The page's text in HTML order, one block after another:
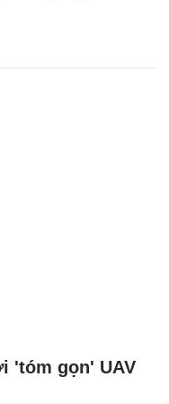
'tóm gọn' UAV